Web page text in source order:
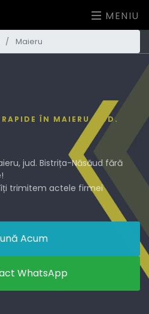
MENIU
Maieru
ÎN MAIERU, JUD.
jud. Bistrița-Năsăud fără
trimitem actele firmei
Acum
WhatsApp